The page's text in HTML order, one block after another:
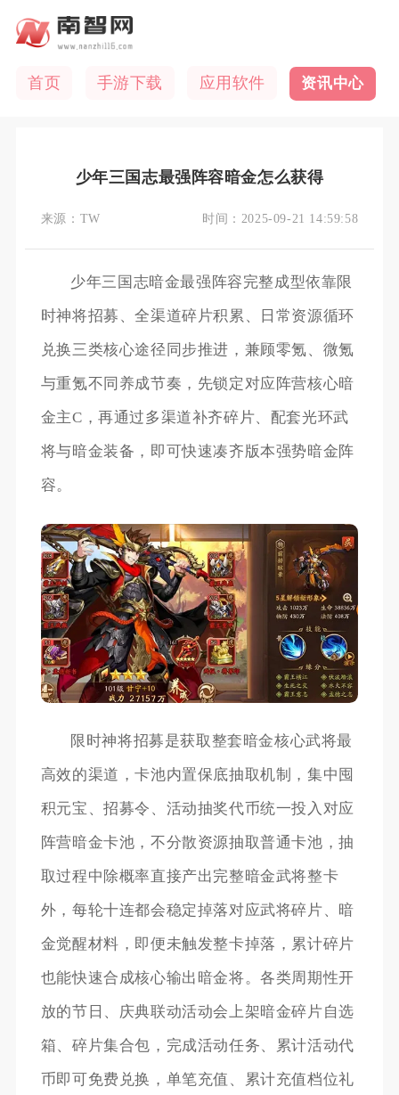
首页 手游下载 应用软件 资讯中心
少年三国志最强阵容暗金怎么获得
来源： TW 时间： 2025-09-21 14:59:58
少年三国志暗金最强阵容完整成型依靠限
时神将招募、全渠道碎片积累、日常资源循环
兑换三类核心途径同步推进，兼顾零氪、微氪
与重氪不同养成节奏，先锁定对应阵营核心暗
金主C，再通过多渠道补齐碎片、配套光环武
将与暗金装备，即可快速凑齐版本强势暗金阵
容。
限时神将招募是获取整套暗金核心武将最
高效的渠道，卡池内置保底抽取机制，集中囤
积元宝、招募令、活动抽奖代币统一投入对应
阵营暗金卡池，不分散资源抽取普通卡池，抽
取过程中除概率直接产出完整暗金武将整卡
外，每轮十连都会稳定掉落对应武将碎片、暗
金觉醒材料，即便未触发整卡掉落，累计碎片
也能快速合成核心输出暗金将。各类周期性开
放的节日、庆典联动活动会上架暗金碎片自选
箱、碎片集合包，完成活动任务、累计活动代
币即可免费兑换，单笔充值、累计充值档位礼